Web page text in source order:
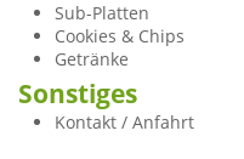
Sub-Platten
Cookies & Chips
Getränke
Sonstiges
Kontakt / Anfahrt